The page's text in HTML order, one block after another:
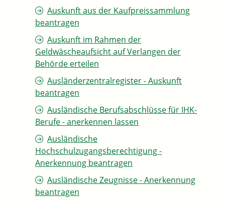
Auskunft aus der Kaufpreissammlung
beantragen
Auskunft im Rahmen der
Geldwäscheaufsicht auf Verlangen der
Behörde erteilen
Ausländerzentralregister - Auskunft
beantragen
Ausländische Berufsabschlüsse für IHK-
Berufe - anerkennen lassen
Ausländische
Hochschulzugangsberechtigung -
Anerkennung beantragen
Ausländische Zeugnisse - Anerkennung
beantragen